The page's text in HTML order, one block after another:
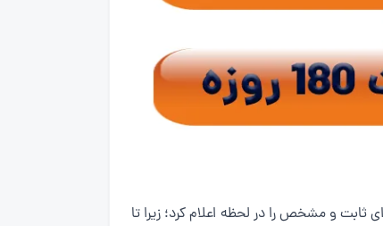
و مشخص را در لحظه اعلام کرد؛ زیرا تا